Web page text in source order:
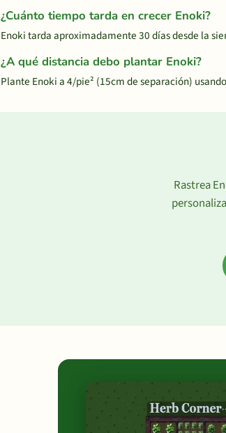
¿Cuánto tiempo tarda en crecer Enoki?
Enoki tarda aproximadamente 30 días desde la
¿A qué distancia debo plantar Enoki?
Plante Enoki a 4/pie² (15cm de separación)
Rastrea